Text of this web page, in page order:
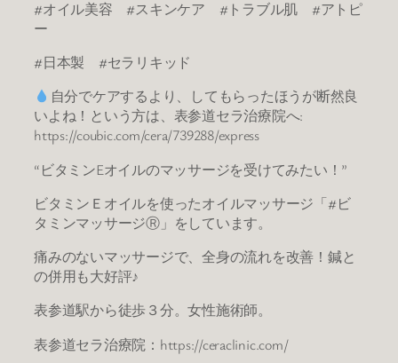
#オイル美容 #スキンケア #トラブル肌 #アトピ
ー
#日本製 #セラリキッド
自分でケアするより、してもらったほうが断然良
いよね！という方は、表参道セラ治療院へ:
https://coubic.com/cera/739288/express
“ビタミンEオイルのマッサージを受けてみたい！”
ビタミンＥオイルを使ったオイルマッサージ「#ビ
タミンマッサージⓇ」をしています。
痛みのないマッサージで、全身の流れを改善！鍼と
の併用も大好評♪
表参道駅から徒歩３分。女性施術師。
表参道セラ治療院：https://ceraclinic.com/